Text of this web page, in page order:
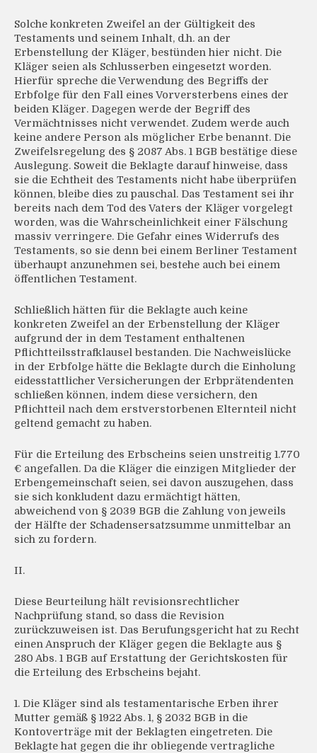
Solche konkreten Zweifel an der Gültigkeit des
Testaments und seinem Inhalt, d.h. an der
Erbenstellung der Kläger, bestünden hier nicht. Die
Kläger seien als Schlusserben eingesetzt worden.
Hierfür spreche die Verwendung des Begriffs der
Erbfolge für den Fall eines Vorversterbens eines der
beiden Kläger. Dagegen werde der Begriff des
Vermächtnisses nicht verwendet. Zudem werde auch
keine andere Person als möglicher Erbe benannt. Die
Zweifelsregelung des § 2087 Abs. 1 BGB bestätige diese
Auslegung. Soweit die Beklagte darauf hinweise, dass
sie die Echtheit des Testaments nicht habe überprüfen
können, bleibe dies zu pauschal. Das Testament sei ihr
bereits nach dem Tod des Vaters der Kläger vorgelegt
worden, was die Wahrscheinlichkeit einer Fälschung
massiv verringere. Die Gefahr eines Widerrufs des
Testaments, so sie denn bei einem Berliner Testament
überhaupt anzunehmen sei, bestehe auch bei einem
öffentlichen Testament.
Schließlich hätten für die Beklagte auch keine
konkreten Zweifel an der Erbenstellung der Kläger
aufgrund der in dem Testament enthaltenen
Pflichtteilsstrafklausel bestanden. Die Nachweislücke
in der Erbfolge hätte die Beklagte durch die Einholung
eidesstattlicher Versicherungen der Erbprätendenten
schließen können, indem diese versichern, den
Pflichtteil nach dem erstverstorbenen Elternteil nicht
geltend gemacht zu haben.
Für die Erteilung des Erbscheins seien unstreitig 1.770
€ angefallen. Da die Kläger die einzigen Mitglieder der
Erbengemeinschaft seien, sei davon auszugehen, dass
sie sich konkludent dazu ermächtigt hätten,
abweichend von § 2039 BGB die Zahlung von jeweils
der Hälfte der Schadensersatzsumme unmittelbar an
sich zu fordern.
II.
Diese Beurteilung hält revisionsrechtlicher
Nachprüfung stand, so dass die Revision
zurückzuweisen ist. Das Berufungsgericht hat zu Recht
einen Anspruch der Kläger gegen die Beklagte aus §
280 Abs. 1 BGB auf Erstattung der Gerichtskosten für
die Erteilung des Erbscheins bejaht.
1. Die Kläger sind als testamentarische Erben ihrer
Mutter gemäß § 1922 Abs. 1, § 2032 BGB in die
Kontoverträge mit der Beklagten eingetreten. Die
Beklagte hat gegen die ihr obliegende vertragliche